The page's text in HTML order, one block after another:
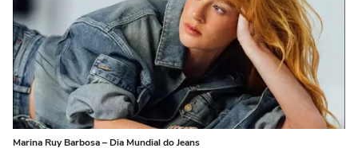
Marina Ruy Barbosa – Dia Mundial do Jeans